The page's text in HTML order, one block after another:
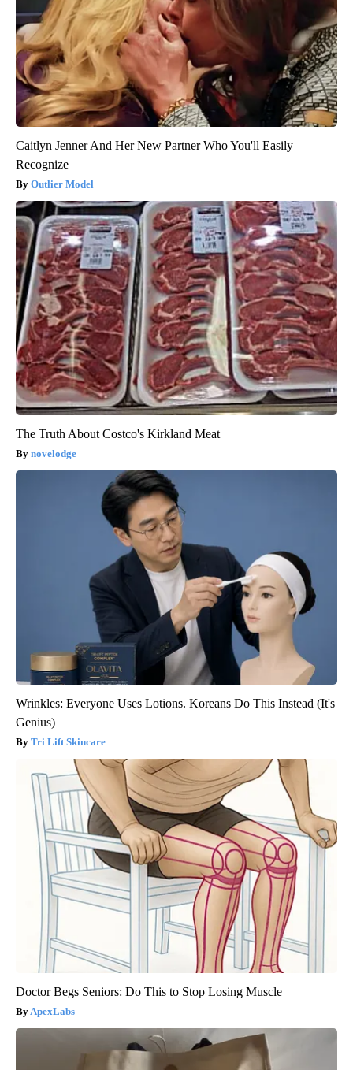
Caitlyn Jenner And Her New Partner Who You'll Easily
Recognize
Outlier Model
The Truth About Costco's Kirkland Meat
novelodge
Wrinkles: Everyone Uses Lotions. Koreans Do This Instead (It's
Genius)
Tri Lift Skincare
Doctor Begs Seniors: Do This to Stop Losing Muscle
ApexLabs